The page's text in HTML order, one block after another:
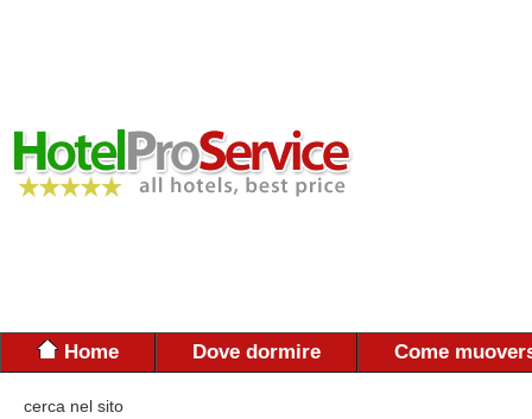
Home Dove dormire Come
cerca nel sito